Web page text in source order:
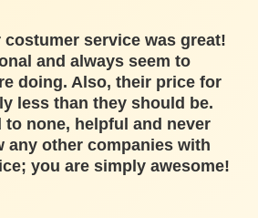
service was great!
and always seem to
doing. Also, their price for
less than they should be.
to none, helpful and never
any other companies with
you are simply awesome!